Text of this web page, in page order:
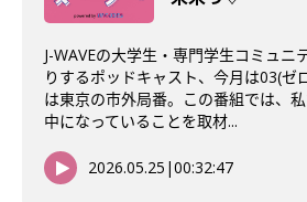
J-WAVEの大学生・専門学生コミュニ
りするポッドキャスト、今月は03(ゼ
は東京の市外局番。この番組では、
中になっていることを取材...
2026.05.25 |00:32:47